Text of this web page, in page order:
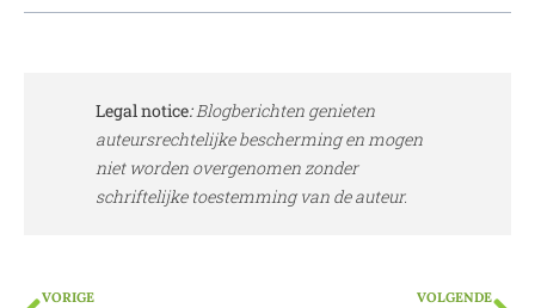
Legal notice:Blogberichten genieten
auteursrechtelijke bescherming en mogen
niet worden overgenomen zonder
schriftelijke toestemming van de auteur.
VORIGE VOLGENDE